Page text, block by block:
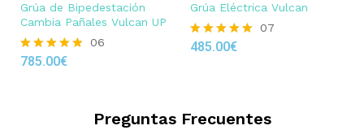
Grúa de Bipedestación
Cambia Pañales Vulcan UP
Rated
06
785.00€
Grúa Eléctrica Vulcan
Rated
07
485.00€
Preguntas Frecuentes